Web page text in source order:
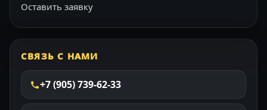
Оставить заявку
СВЯЗЬ С НАМИ
+7 (905) 739-62-33